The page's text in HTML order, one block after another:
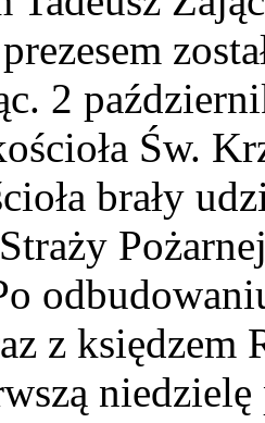
2
Św.
brały
z księdzem